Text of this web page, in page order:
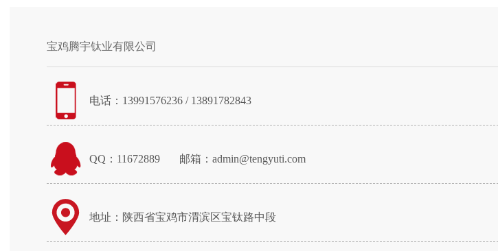
宝鸡腾宇钛业有限公司
电话：13991576236 / 13891782843
QQ：11672889 邮箱：admin@tengyuti.com
地址：陕西省宝鸡市渭滨区宝钛路中段